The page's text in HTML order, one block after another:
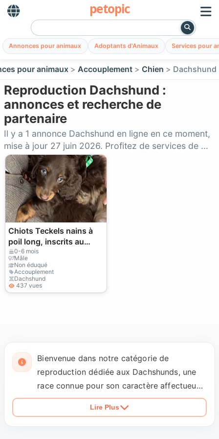
petopic
Annonces pour animaux Adoptants d'Animaux Services pour
pour animaux Accouplement Chien Dachshund
Reproduction Dachshund :
annonces et recherche de
partenaire
Il y a 1 annonce Dachshund en ligne en ce moment,
mise à jour 27 juin 2026. Profitez de services de ...
Chiots Teckels nains à
poil long, inscrits au
Kennel Club, de lignée
championne
0-6 mois
Mâle
Non éduqué
Accouplement
Dachshund
437 vues
Bienvenue dans notre catégorie de
reproduction dédiée aux Dachshunds, une
race connue pour son caractère affectueux
et sa fidélité. Nous offrons des services de
reproduction professionnels, garantissant
Lire Plus